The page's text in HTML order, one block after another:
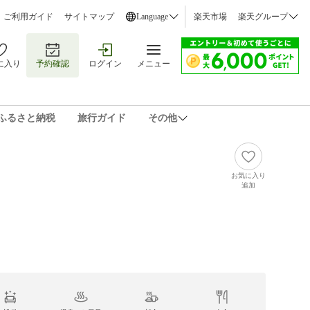
ご利用ガイド サイトマップ Language 楽天市場 楽天グループ
入り 予約確認 ログイン メニュー
るさと納税 旅行ガイド その他
お気に入り
追加